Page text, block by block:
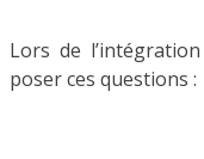
Lors de
poser ces questions :